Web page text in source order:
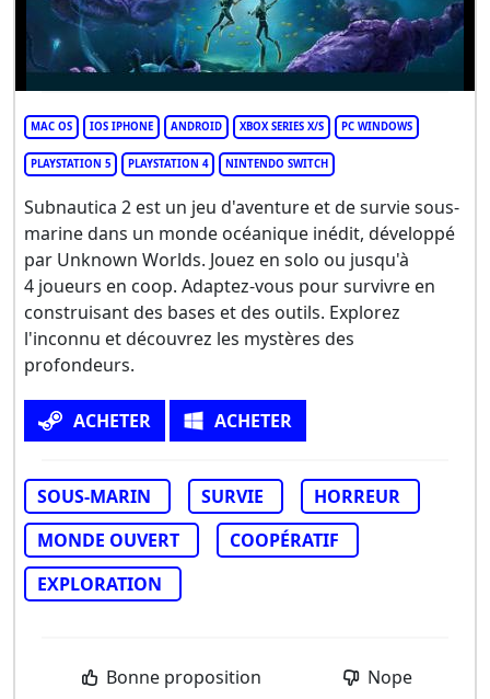
MAC OS IOS IPHONE ANDROID XBOX SERIES X/S PC WINDOWS
PLAYSTATION 5 PLAYSTATION 4 NINTENDO SWITCH
Subnautica 2 est un jeu d'aventure et de survie sous-
marine dans un monde océanique inédit, développé
par Unknown Worlds. Jouez en solo ou jusqu'à
4 joueurs en coop. Adaptez-vous pour survivre en
construisant des bases et des outils. Explorez
l'inconnu et découvrez les mystères des
profondeurs.
ACHETER ACHETER
SOUS-MARIN SURVIE
HORREUR
MONDE OUVERT
COOPÉRATIF
EXPLORATION
Bonne proposition Nope